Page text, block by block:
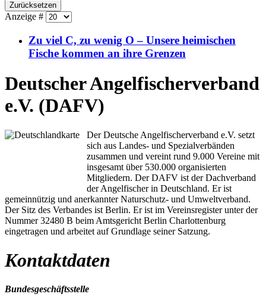
Zurücksetzen
Anzeige #
Zu viel C, zu wenig O – Unsere heimischen
Fische kommen an ihre Grenzen
Deutscher Angelfischerverband
e.V. (DAFV)
Der Deutsche Angelfischerverband e.V. setzt
sich aus Landes- und Spezialverbänden
zusammen und vereint rund 9.000 Vereine mit
insgesamt über 530.000 organisierten
Mitgliedern. Der DAFV ist der Dachverband
der Angelfischer in Deutschland. Er ist
gemeinnützig und anerkannter Naturschutz- und Umweltverband.
Der Sitz des Verbandes ist Berlin. Er ist im Vereinsregister unter der
Nummer 32480 B beim Amtsgericht Berlin Charlottenburg
eingetragen und arbeitet auf Grundlage seiner Satzung.
Kontaktdaten
Bundesgeschäftsstelle